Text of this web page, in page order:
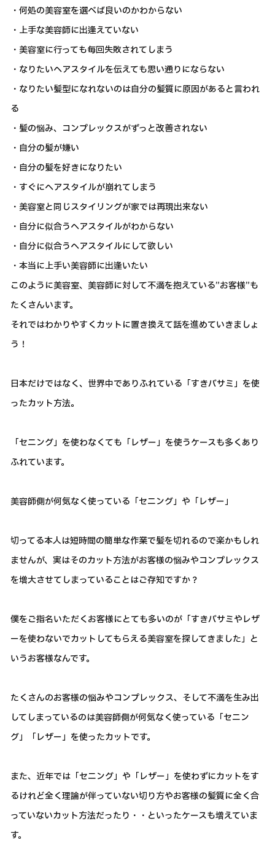
・何処の美容室を選べば良いのかわからない
・上手な美容師に出逢えていない
・美容室に行っても毎回失敗されてしまう
・なりたいヘアスタイルを伝えても思い通りにならない
・なりたい髪型になれないのは自分の髪質に原因があると言われ
る
・髪の悩み、コンプレックスがずっと改善されない
・自分の髪が嫌い
・自分の髪を好きになりたい
・すぐにヘアスタイルが崩れてしまう
・美容室と同じスタイリングが家では再現出来ない
・自分に似合うヘアスタイルがわからない
・自分に似合うヘアスタイルにして欲しい
・本当に上手い美容師に出逢いたい
このように美容室、美容師に対して不満を抱えている”お客様”も
たくさんいます。
それではわかりやすくカットに置き換えて話を進めていきましょ
う！
日本だけではなく、世界中でありふれている「すきバサミ」を使
ったカット方法。
「セニング」を使わなくても「レザー」を使うケースも多くあり
ふれています。
美容師側が何気なく使っている「セニング」や「レザー」
切ってる本人は短時間の簡単な作業で髪を切れるので楽かもしれ
ませんが、実はそのカット方法がお客様の悩みやコンプレックス
を増大させてしまっていることはご存知ですか？
僕をご指名いただくお客様にとても多いのが「すきバサミやレザ
ーを使わないでカットしてもらえる美容室を探してきました」と
いうお客様なんです。
たくさんのお客様の悩みやコンプレックス、そして不満を生み出
してしまっているのは美容師側が何気なく使っている「セニン
グ」「レザー」を使ったカットです。
また、近年では「セニング」や「レザー」を使わずにカットをす
るけれど全く理論が伴っていない切り方やお客様の髪質に全く合
っていないカット方法だったり・・といったケースも増えていま
す。